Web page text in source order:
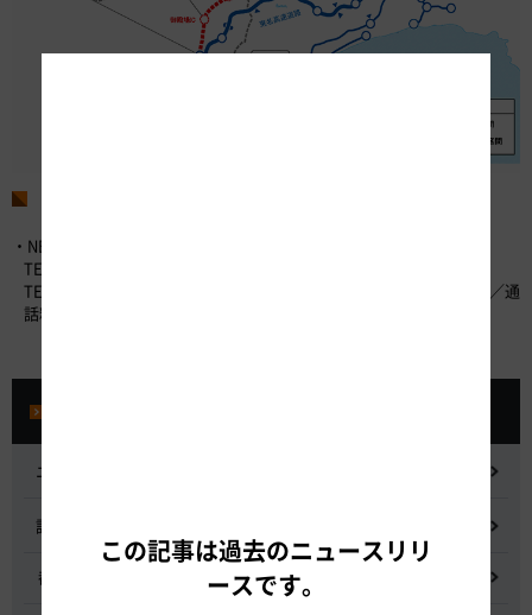
・NEXCO中日本お客さまセンター （24時間365日対応）
TEL：0120-922-229 （フリーダイヤル）
TEL：052-223-0333 （フリーダイヤルがご利用になれないお客さま／通
話料有料）
ニュースリリース
記者会見
都市間高速道路料金割引検討会
この記事は過去のニュースリリ
ースです。